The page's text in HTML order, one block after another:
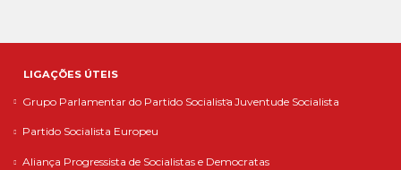
LIGAÇÕES ÚTEIS
Grupo Parlamentar do Partido Socialista Juventude Socialista
Partido Socialista Europeu
Aliança Progressista de Socialistas e Democratas